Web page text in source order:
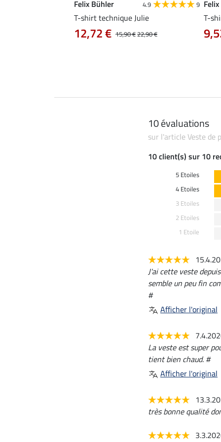
Felix Bühler 4.9 9
T-shirt technique Julie
15,90 €22,90 €
12,72 €
T-
10 évaluations
sur l'article Veste de
10 client(s) sur 10
5 Etoiles
4 Etoiles
3 Etoiles
2 Etoiles
1 Etoile
J'ai cette veste
semble un peu fin
#
Afficher l'original
La veste est super
tient bien chaud. #
Afficher l'original
très bonne qualité